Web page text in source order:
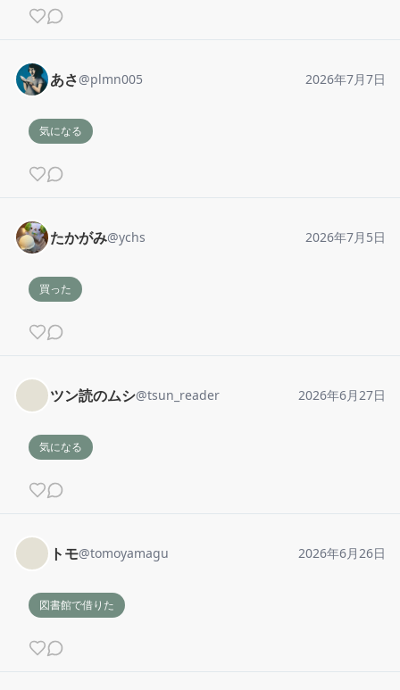
あさ@plmn005 2026年7月7日
気になる
たかがみ@ychs 2026年7月5日
買った
ツン読のムシ@tsun_reader 2026年6月27日
気になる
トモ@tomoyamagu 2026年6月26日
図書館で借りた